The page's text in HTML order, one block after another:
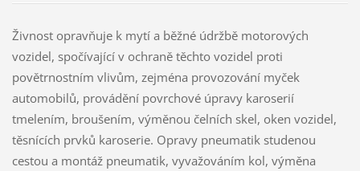
Živnost opravňuje k mytí a běžné údržbě motorových
vozidel, spočívající v ochraně těchto vozidel proti
povětrnostním vlivům, zejména provozování myček
automobilů, provádění povrchové úpravy karoserií
tmelením, broušením, výměnou čelních skel, oken vozidel,
těsnících prvků karoserie. Opravy pneumatik studenou
cestou a montáž pneumatik, vyvažováním kol, výměna